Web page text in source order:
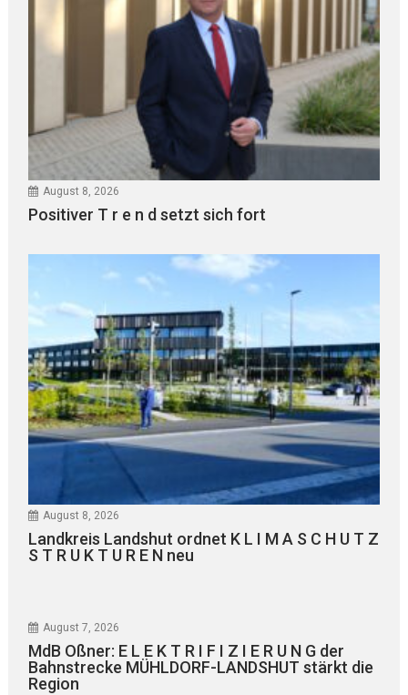
August 8, 2026
Positiver T r e n d setzt sich fort
August 8, 2026
Landkreis Landshut ordnet K L I M A S C H U T Z
S T R U K T U R E N neu
August 7, 2026
MdB Oßner: E L E K T R I F I Z I E R U N G der
Bahnstrecke MÜHLDORF-LANDSHUT stärkt die
Region